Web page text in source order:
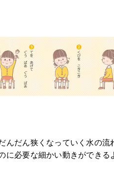
んだん狭くなっていく水の流
必要な細かい動きができる